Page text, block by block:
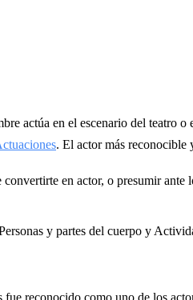
actúa en el escenario del teatro
. El actor más reconocible
en actor, o presumir
y partes del cuerpo y